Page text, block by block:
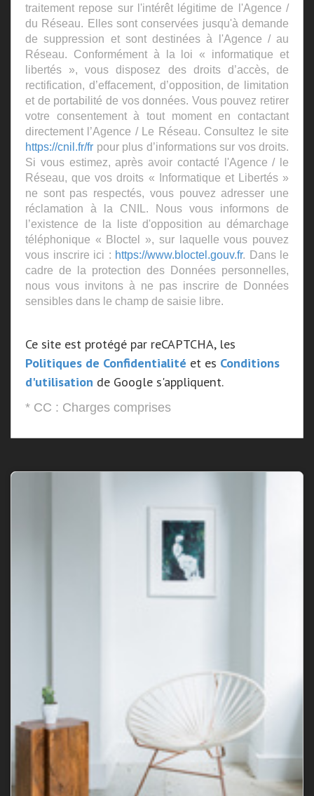
traitement repose sur l'intérêt légitime de l'Agence /
du Réseau. Elles sont conservées jusqu'à demande
de suppression et sont destinées à l'Agence / au
Réseau. Conformément à la loi « informatique et
libertés », vous disposez des droits d’accès, de
rectification, d’effacement, d’opposition, de limitation
et de portabilité de vos données. Vous pouvez retirer
votre consentement à tout moment en contactant
directement l’Agence / Le Réseau. Consultez le site
https://cnil.fr/fr pour plus d’informations sur vos droits.
Si vous estimez, après avoir contacté l'Agence / le
Réseau, que vos droits « Informatique et Libertés »
ne sont pas respectés, vous pouvez adresser une
réclamation à la CNIL. Nous vous informons de
l’existence de la liste d'opposition au démarchage
téléphonique « Bloctel », sur laquelle vous pouvez
vous inscrire ici : https://www.bloctel.gouv.fr. Dans le
cadre de la protection des Données personnelles,
nous vous invitons à ne pas inscrire de Données
sensibles dans le champ de saisie libre.
Ce site est protégé par reCAPTCHA, les
Politiques de Confidentialité et es Conditions
d'utilisation de Google s'appliquent.
* CC : Charges comprises